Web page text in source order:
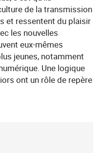
de la transmission
et ressentent du plaisir
les nouvelles
eux-mêmes
jeunes, notamment
Une logique
ont un rôle de repère